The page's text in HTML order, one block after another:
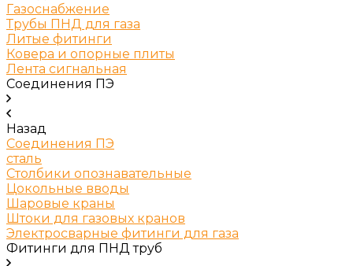
Газоснабжение
Трубы ПНД для газа
Литые фитинги
Ковера и опорные плиты
Лента сигнальная
Соединения ПЭ
Назад
Соединения ПЭ
сталь
Столбики опознавательные
Цокольные вводы
Шаровые краны
Штоки для газовых кранов
Электросварные фитинги для газа
Фитинги для ПНД труб